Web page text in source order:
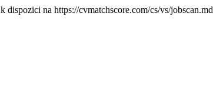
na https://cvmatchscore.com/cs/vs/jobscan.md